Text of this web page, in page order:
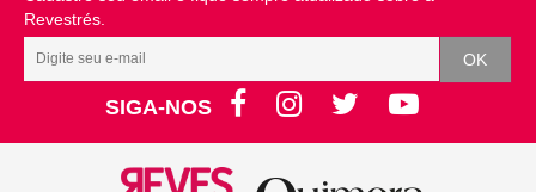
Revestrés.
SIGA-NOS